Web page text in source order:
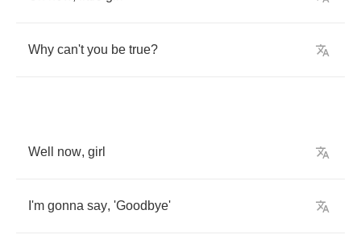
Why can't you be true?
Well now, girl
I'm gonna say, 'Goodbye'